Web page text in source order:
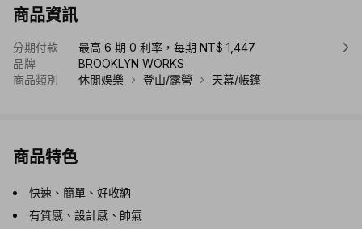
商品資訊
分期付款
最高 6 期 0 利率，每期 NT$ 1,447
品牌
BROOKLYN WORKS
商品類別
休閒娛樂 登山/露營 天幕/帳篷
商品特色
快速、簡單、好收納
有質感、設計感、帥氣